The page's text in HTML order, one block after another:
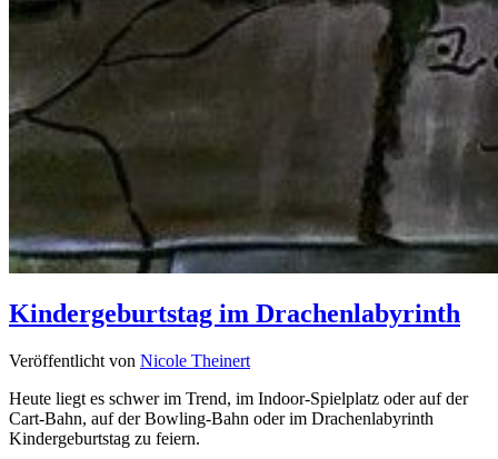
Kindergeburtstag im Drachenlabyrinth
Veröffentlicht von Nicole Theinert
Heute liegt es schwer im Trend, im Indoor-Spielplatz oder auf der
Cart-Bahn, auf der Bowling-Bahn oder im Drachenlabyrinth
Kindergeburtstag zu feiern.